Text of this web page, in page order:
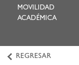
MOVILIDAD
ACADÉMICA
REGRESAR